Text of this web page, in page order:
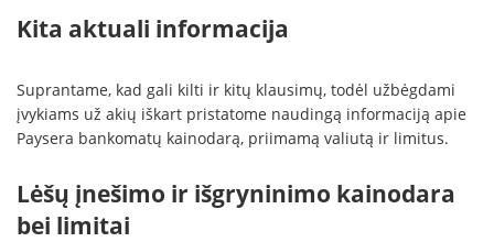
Kita aktuali informacija
Suprantame, kad gali kilti ir kitų klausimų, todėl užbėgdami
įvykiams už akių iškart pristatome naudingą informaciją apie
Paysera bankomatų kainodarą, priimamą valiutą ir limitus.
Lėšų įnešimo ir išgryninimo kainodara
bei limitai